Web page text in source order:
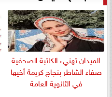
الميدان تهنيء الكاتبة الصحفية
صفاء الشاطر بنجاج كريمة أخيها
في الثانوية العامة